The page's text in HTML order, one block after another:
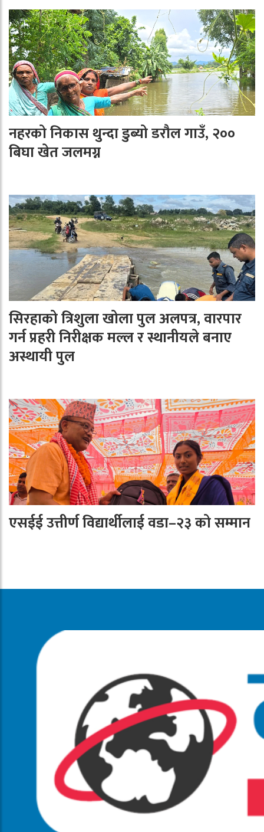
नहरको निकास थुन्दा डुब्यो डरौल गाउँ, २००
बिघा खेत जलमग्न
सिरहाको त्रिशुला खोला पुल अलपत्र, वारपार
गर्न प्रहरी निरीक्षक मल्ल र स्थानीयले बनाए
अस्थायी पुल
एसईई उत्तीर्ण विद्यार्थीलाई वडा–२३ को सम्मान